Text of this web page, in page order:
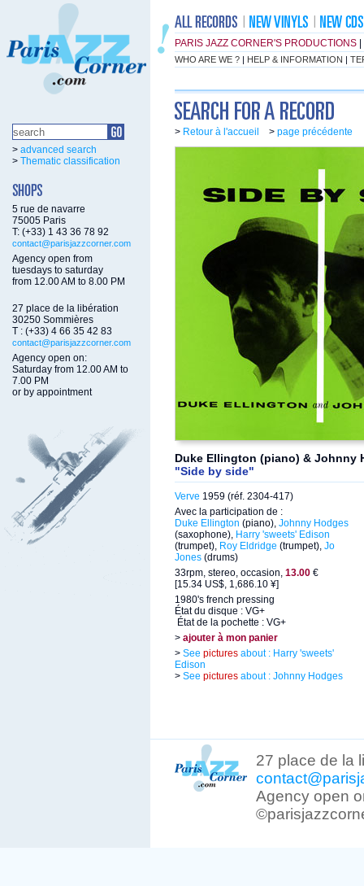
PARIS JAZZ CORNER'S PRODUCTIONS
WHO ARE WE ? | HELP & INFORMATION |
> advanced search
> Thematic classification
5 rue de navarre
75005 Paris
T: (+33) 1 43 36 78 92
contact@parisjazzcorner.com
Agency open from
tuesdays to saturday
from 12.00 AM to 8.00 PM
27 place de la libération
30250 Sommières
T : (+33) 4 66 35 42 83
contact@parisjazzcorner.com
Agency open on:
Saturday from 12.00 AM to
7.00 PM
or by appointment
> Retour à l'accueil > page précédente
Duke Ellington (piano) & Johnny
"Side by side"
Verve 1959 (réf. 2304-417)
Avec la participation de :
Duke Ellington (piano), Johnny Hodges
(saxophone), Harry 'sweets' Edison
(trumpet), Roy Eldridge (trumpet), Jo
Jones (drums)
33rpm, stereo, occasion, 13.00 €
[15.34 US$, 1,686.10 ¥]
1980's french pressing
État du disque : VG+
État de la pochette : VG+
> ajouter à mon panier
> See pictures about : Harry 'sweets'
Edison
> See pictures about : Johnny Hodges
27 place de la
Agency open